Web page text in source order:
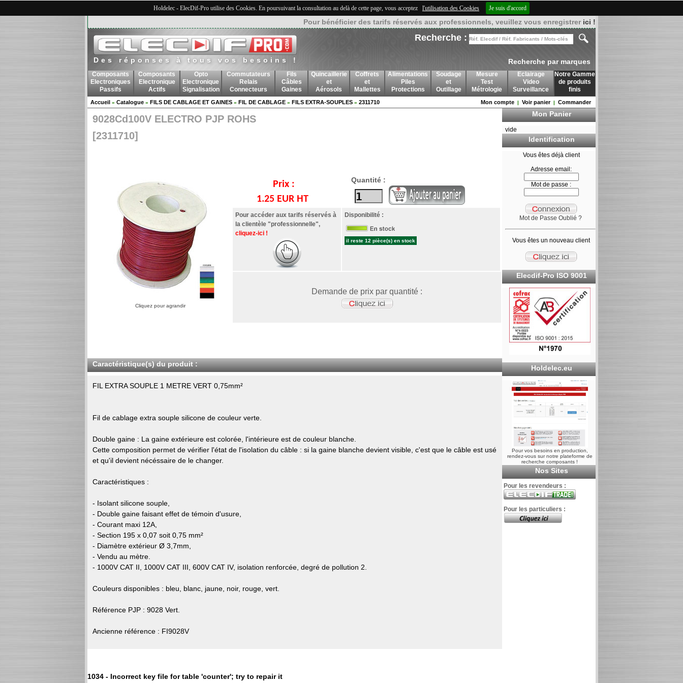
Holdelec - ElecDif-Pro utilise des Cookies. En poursuivant la consultation au delà de cette page, vous acceptez l'utilisation des Cookies Je suis d'accord
Pour bénéficier des tarifs réservés aux professionnels, veuillez vous enregistrer ici !
Des réponses à tous vos besoins !
Recherche :
Recherche par marques
Composants
Electroniques
Passifs
Composants
Electronique
Actifs
Opto
Electronique
Signalisation
Commutateurs
Relais
Connecteurs
Fils
Câbles
Gaines
Quincaillerie
et
Aérosols
Coffrets
et
Mallettes
Alimentations
Piles
Protections
Soudage
et
Outillage
Mesure
Test
Métrologie
Eclairage
Video
Surveillance
Notre Gamme
de produits
finis
Accueil » Catalogue » FILS DE CABLAGE ET GAINES » FIL DE CABLAGE » FILS EXTRA-SOUPLES » 2311710 Mon compte | Voir panier| Commander
9028Cd100V ELECTRO PJP ROHS
[2311710]
Cliquez pour agrandir
Prix :
1.25 EUR HT
Quantité :
Pour accéder aux tarifs réservés à
la clientèle "professionnelle",
cliquez-ici !
Disponibilité :
il reste 12 pièce(s) en stock
Demande de prix par quantité :
Caractéristique(s) du produit :
FIL EXTRA SOUPLE 1 METRE VERT 0,75mm²
Fil de cablage extra souple silicone de couleur verte.
Double gaine : La gaine extérieure est colorée, l'intérieure est de couleur blanche.
Cette composition permet de vérifier l'état de l'isolation du câble : si la gaine blanche devient visible, c'est que le câble est usé
et qu'il devient nécéssaire de le changer.
Caractéristiques :
- Isolant silicone souple,
- Double gaine faisant effet de témoin d'usure,
- Courant maxi 12A,
- Section 195 x 0,07 soit 0,75 mm²
- Diamètre extérieur Ø 3,7mm,
- Vendu au mètre.
- 1000V CAT II, 1000V CAT III, 600V CAT IV, isolation renforcée, degré de pollution 2.
Couleurs disponibles : bleu, blanc, jaune, noir, rouge, vert.
Référence PJP : 9028 Vert.
Ancienne référence : FI9028V
Mon Panier
vide
Identification
Vous êtes déjà client
Adresse email:
Mot de passe :
Mot de Passe Oublié ?
Vous êtes un nouveau client
Elecdif-Pro ISO 9001
Holdelec.eu
Pour vos besoins en production,
rendez-vous sur notre plateforme de
recherche composants !
Nos Sites
Pour les revendeurs :
Pour les particuliers :
1034 - Incorrect key file for table 'counter'; try to repair it